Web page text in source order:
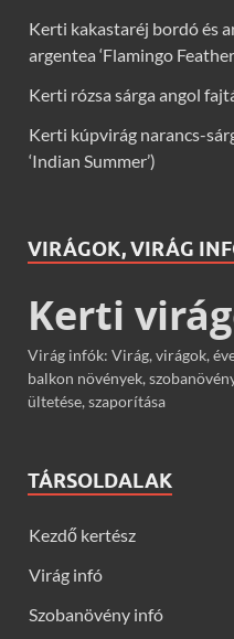
Kerti kakastaréj bordó és
argentea ‘Flamingo
Kerti rózsa sárga angol
Kerti kúpvirág narancs-
‘Indian Summer’)
VIRÁGOK, VIRÁG
Kerti
Virág infók: Virág, virágok,
balkon növények,
ültetése, szaporítása
TÁRSOLDALAK
Kezdő kertész
Virág infó
Szobanövény infó